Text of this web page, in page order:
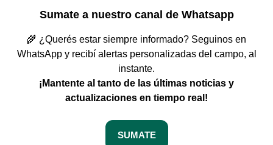
Sumate a nuestro canal de Whatsapp
🌾 ¿Querés estar siempre informado? Seguinos en
WhatsApp y recibí alertas personalizadas del campo, al
instante.
¡Mantente al tanto de las últimas noticias y
actualizaciones en tiempo real!
SUMATE